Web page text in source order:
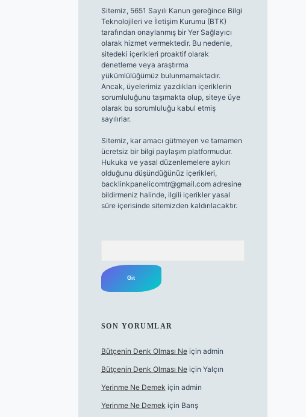
Sitemiz, 5651 Sayılı Kanun gereğince Bilgi
Teknolojileri ve İletişim Kurumu (BTK)
tarafından onaylanmış bir Yer Sağlayıcı
olarak hizmet vermektedir. Bu nedenle,
sitedeki içerikleri proaktif olarak
denetleme veya araştırma
yükümlülüğümüz bulunmamaktadır.
Ancak, üyelerimiz yazdıkları içeriklerin
sorumluluğunu taşımakta olup, siteye üye
olarak bu sorumluluğu kabul etmiş
sayılırlar.
Sitemiz, kar amacı gütmeyen ve tamamen
ücretsiz bir bilgi paylaşım platformudur.
Hukuka ve yasal düzenlemelere aykırı
olduğunu düşündüğünüz içerikleri,
backlinkpanelicomtr@gmail.comadresine
bildirmeniz halinde, ilgili içerikler yasal
süre içerisinde sitemizden kaldırılacaktır.
SON YORUMLAR
Bütçenin Denk Olması Neiçin admin
Bütçenin Denk Olması Neiçin Yalçın
Yerinme Ne Demek için admin
Yerinme Ne Demek için Barış